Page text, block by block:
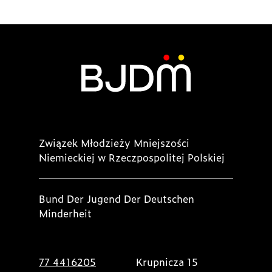
Związek Młodzieży Mniejszości
Niemieckiej w Rzeczpospolitej Polskiej
Bund Der Jugend Der Deutschen
Minderheit
77 4416205
Krupnicza 15